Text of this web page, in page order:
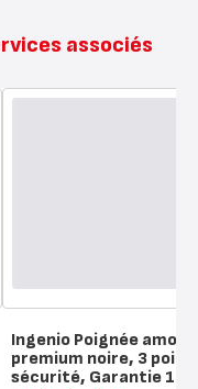
associés
Ingenio Poignée
premium noire, 3
sécurité, Garantie 10
Note